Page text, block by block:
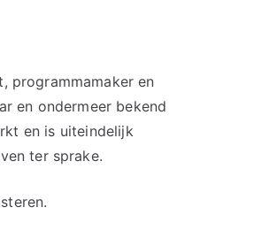
programmamaker en
en ondermeer bekend
en is uiteindelijk
ter sprake.